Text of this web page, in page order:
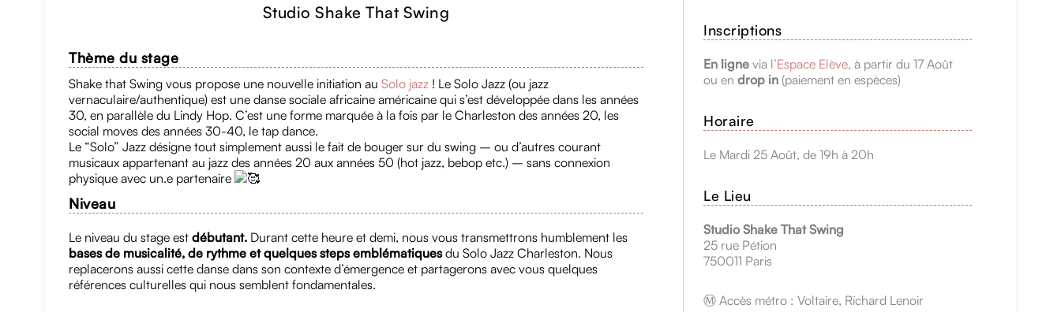
Studio Shake That Swing
Thème du stage
Shake that Swing vous propose une nouvelle initiation au Solo jazz ! Le Solo Jazz (ou jazz
vernaculaire/authentique) est une danse sociale africaine américaine qui s’est développée dans les années
30, en parallèle du Lindy Hop. C’est une forme marquée à la fois par le Charleston des années 20, les
social moves des années 30-40, le tap dance.
Le “Solo” Jazz désigne tout simplement aussi le fait de bouger sur du swing – ou d’autres courant
musicaux appartenant au jazz des années 20 aux années 50 (hot jazz, bebop etc.) – sans connexion
physique avec un.e partenaire
Niveau
Le niveau du stage est débutant. Durant cette heure et demi, nous vous transmettrons humblement les
bases de musicalité, de rythme et quelques steps emblématiquesdu Solo Jazz Charleston. Nous
replacerons aussi cette danse dans son contexte d’émergence et partagerons avec vous quelques
références culturelles qui nous semblent fondamentales.
Inscriptions
En ligne via l’Espace Elève, à partir du 17 Août
ou endrop in (paiement en espèces)
Horaire
Le Mardi 25 Août, de 19h à 20h
Le Lieu
Studio Shake That Swing
25 rue Pétion
750011 Paris
Ⓜ Accès métro : Voltaire, Richard Lenoir